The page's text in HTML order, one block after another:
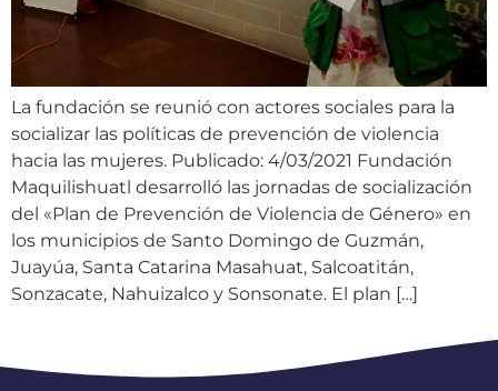
La fundación se reunió con actores sociales para la
socializar las políticas de prevención de violencia
hacia las mujeres. Publicado: 4/03/2021 Fundación
Maquilishuatl desarrolló las jornadas de socialización
del «Plan de Prevención de Violencia de Género» en
los municipios de Santo Domingo de Guzmán,
Juayúa, Santa Catarina Masahuat, Salcoatitán,
Sonzacate, Nahuizalco y Sonsonate. El plan […]